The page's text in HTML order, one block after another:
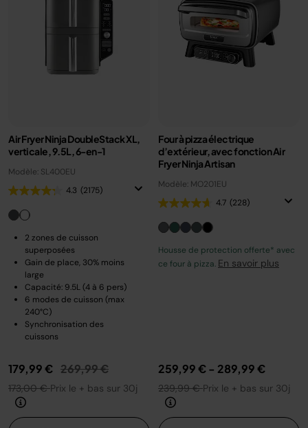
Air Fryer Ninja DoubleStack XL,
verticale, 9.5L, 6-en-1
Modèle: SL400EU
4.3 (2175)
2 zones de cuisson
superposées
Gain de place, 30% moins
large
Capacité: 9.5L (4 à 6 pers)
6 modes de cuisson (max
240°C)
Synchronisation des
cuissons
179,99 € Prix réduit de
269,99 €au
173,00 €Prix le + bas sur 30j
Four à pizza électrique
d’extérieur, avec fonction Air
Fryer Ninja Artisan
Modèle: MO201EU
4.7 (228)
Housse de protection offerte* avec
ce four à pizza. En savoir plus
259,99 €- 289,99 €
239,99 €Prix le + bas sur 30j